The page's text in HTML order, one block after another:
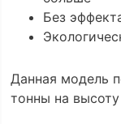
Без
Данная модель
тонны на